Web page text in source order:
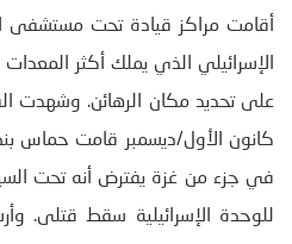
أقامت مراكز قيادة تحت مستشفى
الإسرائيلي الذي يملك أكثر المعدات
كانون الأول/ديسمبر قامت حماس
في جزء من غزة يفترض أنه تحت
للوحدة الإسرائيلية سقط قتلى.